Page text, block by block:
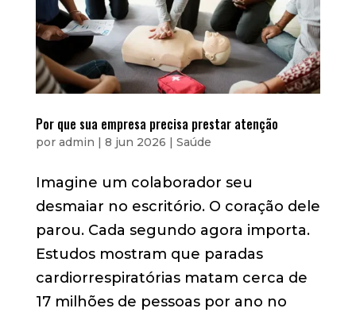
Por que sua empresa precisa prestar atenção
por admin 8 jun 2026 Saúde
Imagine um colaborador seu
desmaiar no escritório. O coração dele
parou. Cada segundo agora importa.
Estudos mostram que paradas
cardiorrespiratórias matam cerca de
17 milhões de pessoas por ano no